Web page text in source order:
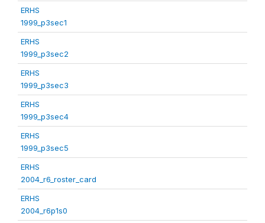
ERHS
1999_p3sec1
ERHS
1999_p3sec2
ERHS
1999_p3sec3
ERHS
1999_p3sec4
ERHS
1999_p3sec5
ERHS
2004_r6_roster_card
ERHS
2004_r6p1s0